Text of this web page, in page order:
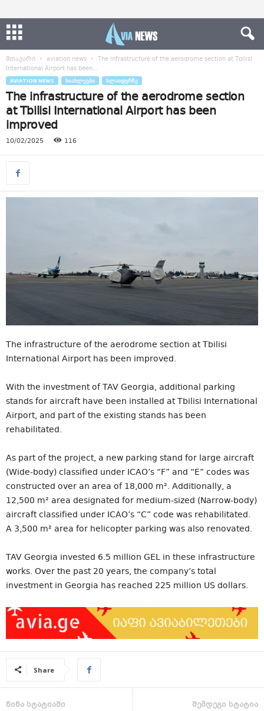
მთავარი aviation news
The infrastructure of the aerodrome section at Tbilisi
International Airport has been...
AVIATION NEWS ᲡᲘᲐᲮᲚᲔᲔᲑᲘ ᲡᲚᲐᲘᲓᲔᲠᲖᲔ
The infrastructure of the aerodrome section
at Tbilisi International Airport has been
improved
10/02/2025 116
The infrastructure of the aerodrome section at Tbilisi
International Airport has been improved.
With the investment of TAV Georgia, additional parking
stands for aircraft have been installed at Tbilisi International
Airport, and part of the existing stands has been
rehabilitated.
As part of the project, a new parking stand for large aircraft
(Wide-body) classified under ICAO’s “F” and “E” codes was
constructed over an area of 18,000 m². Additionally, a
12,500 m² area designated for medium-sized (Narrow-body)
aircraft classified under ICAO’s “C” code was rehabilitated.
A 3,500 m² area for helicopter parking was also renovated.
TAV Georgia invested 6.5 million GEL in these infrastructure
works. Over the past 20 years, the company’s total
investment in Georgia has reached 225 million US dollars.
Share
წინა სტატიაში შემდეგი სტატია